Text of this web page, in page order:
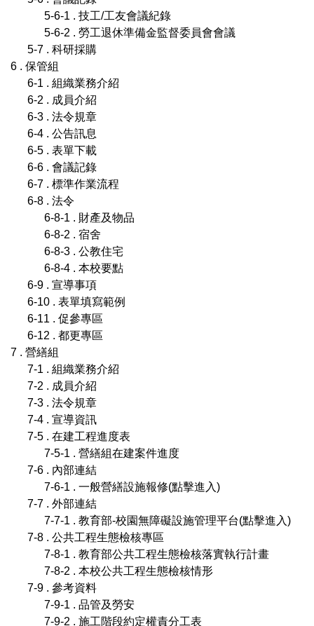
5-6-1 . 技工/工友會議紀錄
5-6-2 . 勞工退休準備金監督委員會會議
5-7 . 科研採購
6 . 保管組
6-1 . 組織業務介紹
6-2 . 成員介紹
6-3 . 法令規章
6-4 . 公告訊息
6-5 . 表單下載
6-6 . 會議記錄
6-7 . 標準作業流程
6-8 . 法令
6-8-1 . 財產及物品
6-8-2 . 宿舍
6-8-3 . 公教住宅
6-8-4 . 本校要點
6-9 . 宣導事項
6-10 . 表單填寫範例
6-11 . 促參專區
6-12 . 都更專區
7 . 營繕組
7-1 . 組織業務介紹
7-2 . 成員介紹
7-3 . 法令規章
7-4 . 宣導資訊
7-5 . 在建工程進度表
7-5-1 . 營繕組在建案件進度
7-6 . 內部連結
7-6-1 . 一般營繕設施報修(點擊進入)
7-7 . 外部連結
7-7-1 . 教育部-校園無障礙設施管理平台(點擊進入)
7-8 . 公共工程生態檢核專區
7-8-1 . 教育部公共工程生態檢核落實執行計畫
7-8-2 . 本校公共工程生態檢核情形
7-9 . 參考資料
7-9-1 . 品管及勞安
7-9-2 . 施工階段約定權責分工表